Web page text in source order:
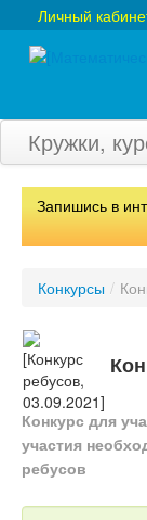
Личный
Кружки,
Главная
Турниры
Конкурсы
Вебинары
Запишись в
Конкурсы /
Конкурс для
участия
ребусов